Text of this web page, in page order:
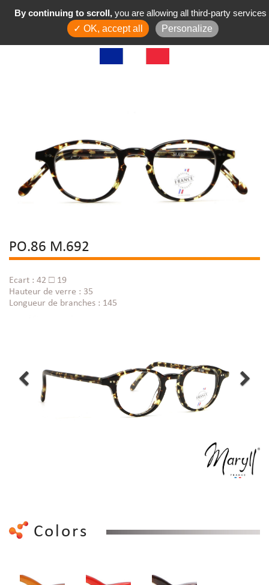
PO.86 M.692
Ecart : 42 □ 19
Hauteur de verre : 35
Longueur de branches : 145
Colors
By continuing to scroll, you are allowing all third-party services
✓ OK, accept all
Personalize